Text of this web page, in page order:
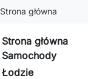
Strona główna
Strona główna
Samochody
Łodzie